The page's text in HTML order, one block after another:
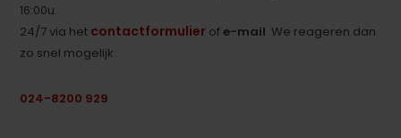
16:00u.
24/7 via het contactformulier ofe-mail. We reageren dan
zo snel mogelijk.
024-8200 929